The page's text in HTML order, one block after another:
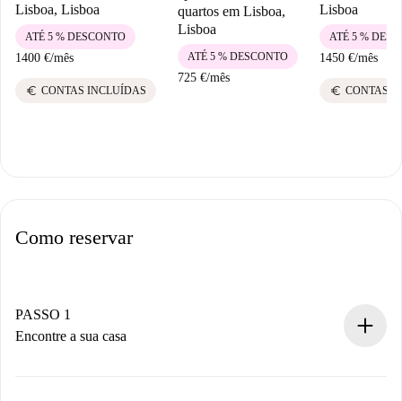
Lisboa, Lisboa
1400 €/mês
ATÉ 5 % DESCONTO
euro CONTAS INCLUÍDAS
quartos em Lisboa,
Lisboa
725 €/mês
ATÉ 5 % DESCONTO
Lisboa
1450 €/mês
ATÉ 5 %
euro CONTAS
Como reservar
PASSO 1
Encontre a sua casa